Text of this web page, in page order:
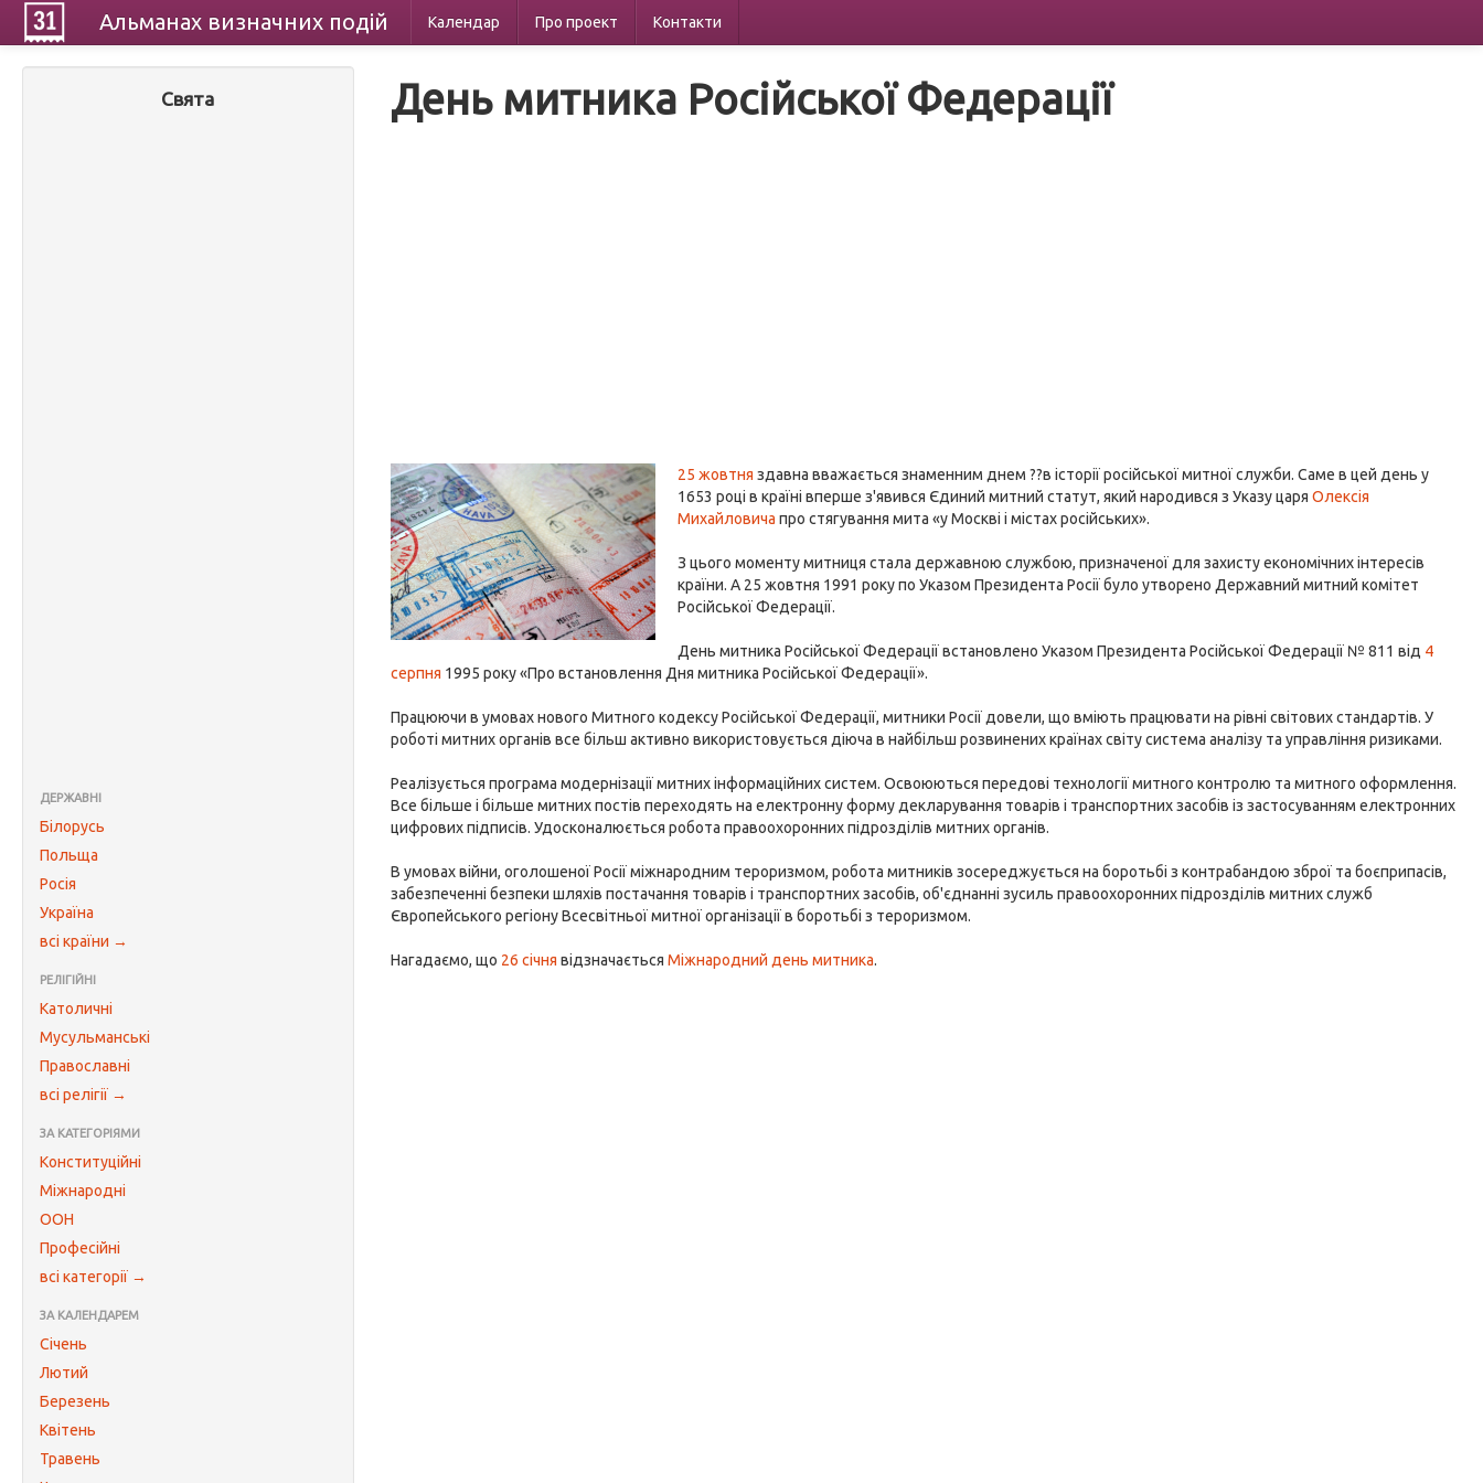
Альманах визначних подій Календар Про проект Контакти
Свята
ДЕРЖАВНІ
Білорусь
Польща
Росія
Україна
всі країни →
РЕЛІГІЙНІ
Католичні
Мусульманські
Православні
всі релігії →
ЗА КАТЕГОРІЯМИ
Конституційні
Міжнародні
ООН
Професійні
всі категорії →
ЗА КАЛЕНДАРЕМ
Січень
Лютий
Березень
Квітень
Травень
День митника Російської Федерації
25 жовтня здавна вважається знаменним днем ??в історії російської митної служби. Саме в цей день у
1653 році в країні вперше з'явився Єдиний митний статут, який народився з Указу царяОлексія
Михайловича про стягування мита «у Москві і містах російських».
З цього моменту митниця стала державною службою, призначеної для захисту економічних інтересів
країни. А 25 жовтня 1991 року по Указом Президента Росії було утворено Державний митний комітет
Російської Федерації.
День митника Російської Федерації встановлено Указом Президента Російської Федерації № 811 від 4
серпня 1995 року «Про встановлення Дня митника Російської Федерації».
Працюючи в умовах нового Митного кодексу Російської Федерації, митники Росії довели, що вміють працювати на рівні світових стандартів. У
роботі митних органів все більш активно використовується діюча в найбільш розвинених країнах світу система аналізу та управління ризиками.
Реалізується програма модернізації митних інформаційних систем. Освоюються передові технології митного контролю та митного оформлення.
Все більше і більше митних постів переходять на електронну форму декларування товарів і транспортних засобів із застосуванням електронних
цифрових підписів. Удосконалюється робота правоохоронних підрозділів митних органів.
В умовах війни, оголошеної Росії міжнародним тероризмом, робота митників зосереджується на боротьбі з контрабандою зброї та боєприпасів,
забезпеченні безпеки шляхів постачання товарів і транспортних засобів, об'єднанні зусиль правоохоронних підрозділів митних служб
Європейського регіону Всесвітньої митної організації в боротьбі з тероризмом.
Нагадаємо, що 26 січня відзначаєтьсяМіжнародний день митника.